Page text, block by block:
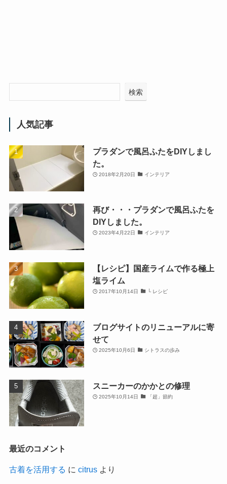
検索
人気記事
プラダンで風呂ふたをDIYしまし
た。
2018年2月20日 インテリア
再び・・・プラダンで風呂ふたを
DIYしました。
2023年4月22日 インテリア
【レシピ】国産ライムで作る極上
塩ライム
2017年10月14日 └ レシピ
ブログサイトのリニューアルに寄
せて
2025年10月6日 シトラスの歩み
スニーカーのかかとの修理
2025年10月14日 「超」節約
最近のコメント
古着を活用する に citrusより